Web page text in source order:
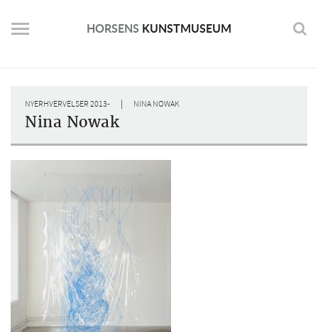
content
HORSENS KUNSTMUSEUM
NYERHVERVELSER 2013- | NINA NOWAK
Nina Nowak